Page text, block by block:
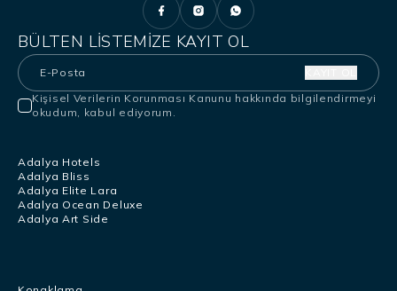
BÜLTEN LISTEMIZE KAYIT OL
Kişisel Verilerin Korunması Kanunu hakkında bilgilendirmeyi
okudum, kabul ediyorum.
Adalya Hotels
Adalya Bliss
Adalya Elite Lara
Adalya Ocean Deluxe
Adalya Art Side